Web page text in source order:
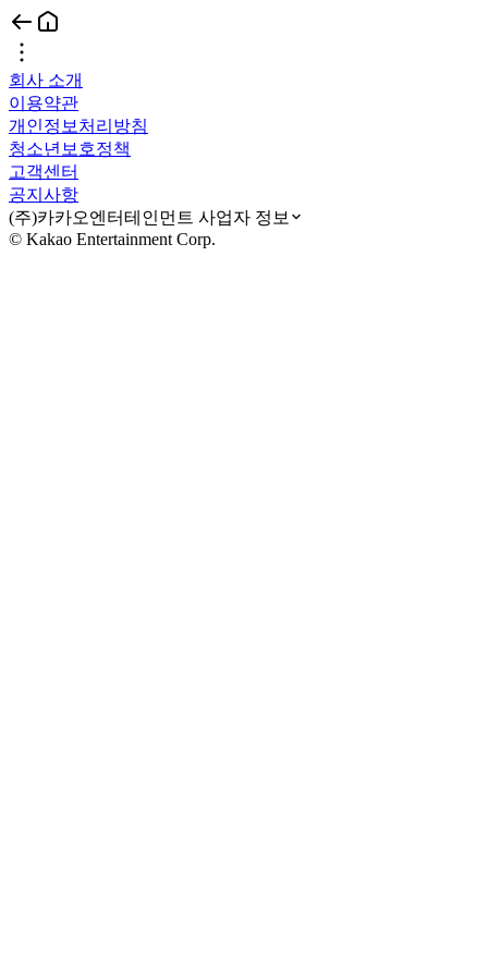
회사 소개
이용약관
개인정보처리방침
청소년보호정책
고객센터
공지사항
(주)카카오엔터테인먼트 사업자 정보
© Kakao Entertainment Corp.